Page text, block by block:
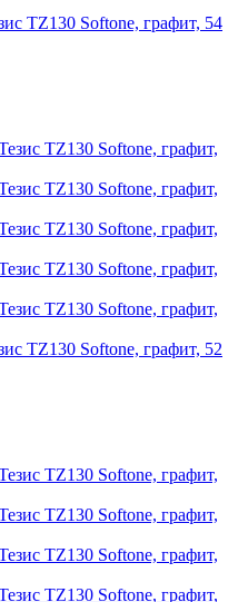
TZ130 Softone, графит, 54
TZ130 Softone, графит, 52